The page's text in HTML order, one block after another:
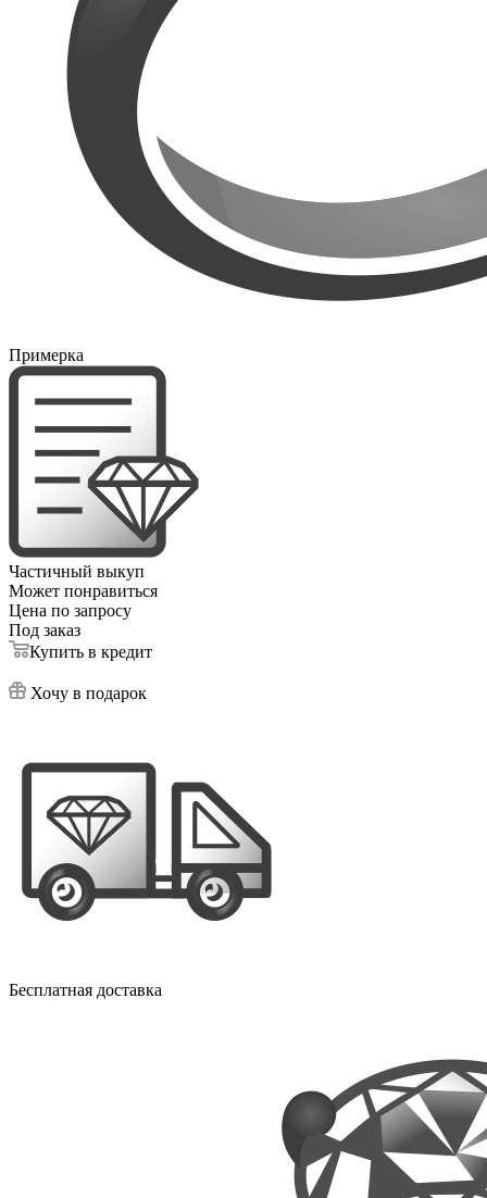
Примерка
Частичный выкуп
Может понравиться
Цена по запросу
Под заказ
Купить в кредит
Хочу в подарок
Бесплатная доставка